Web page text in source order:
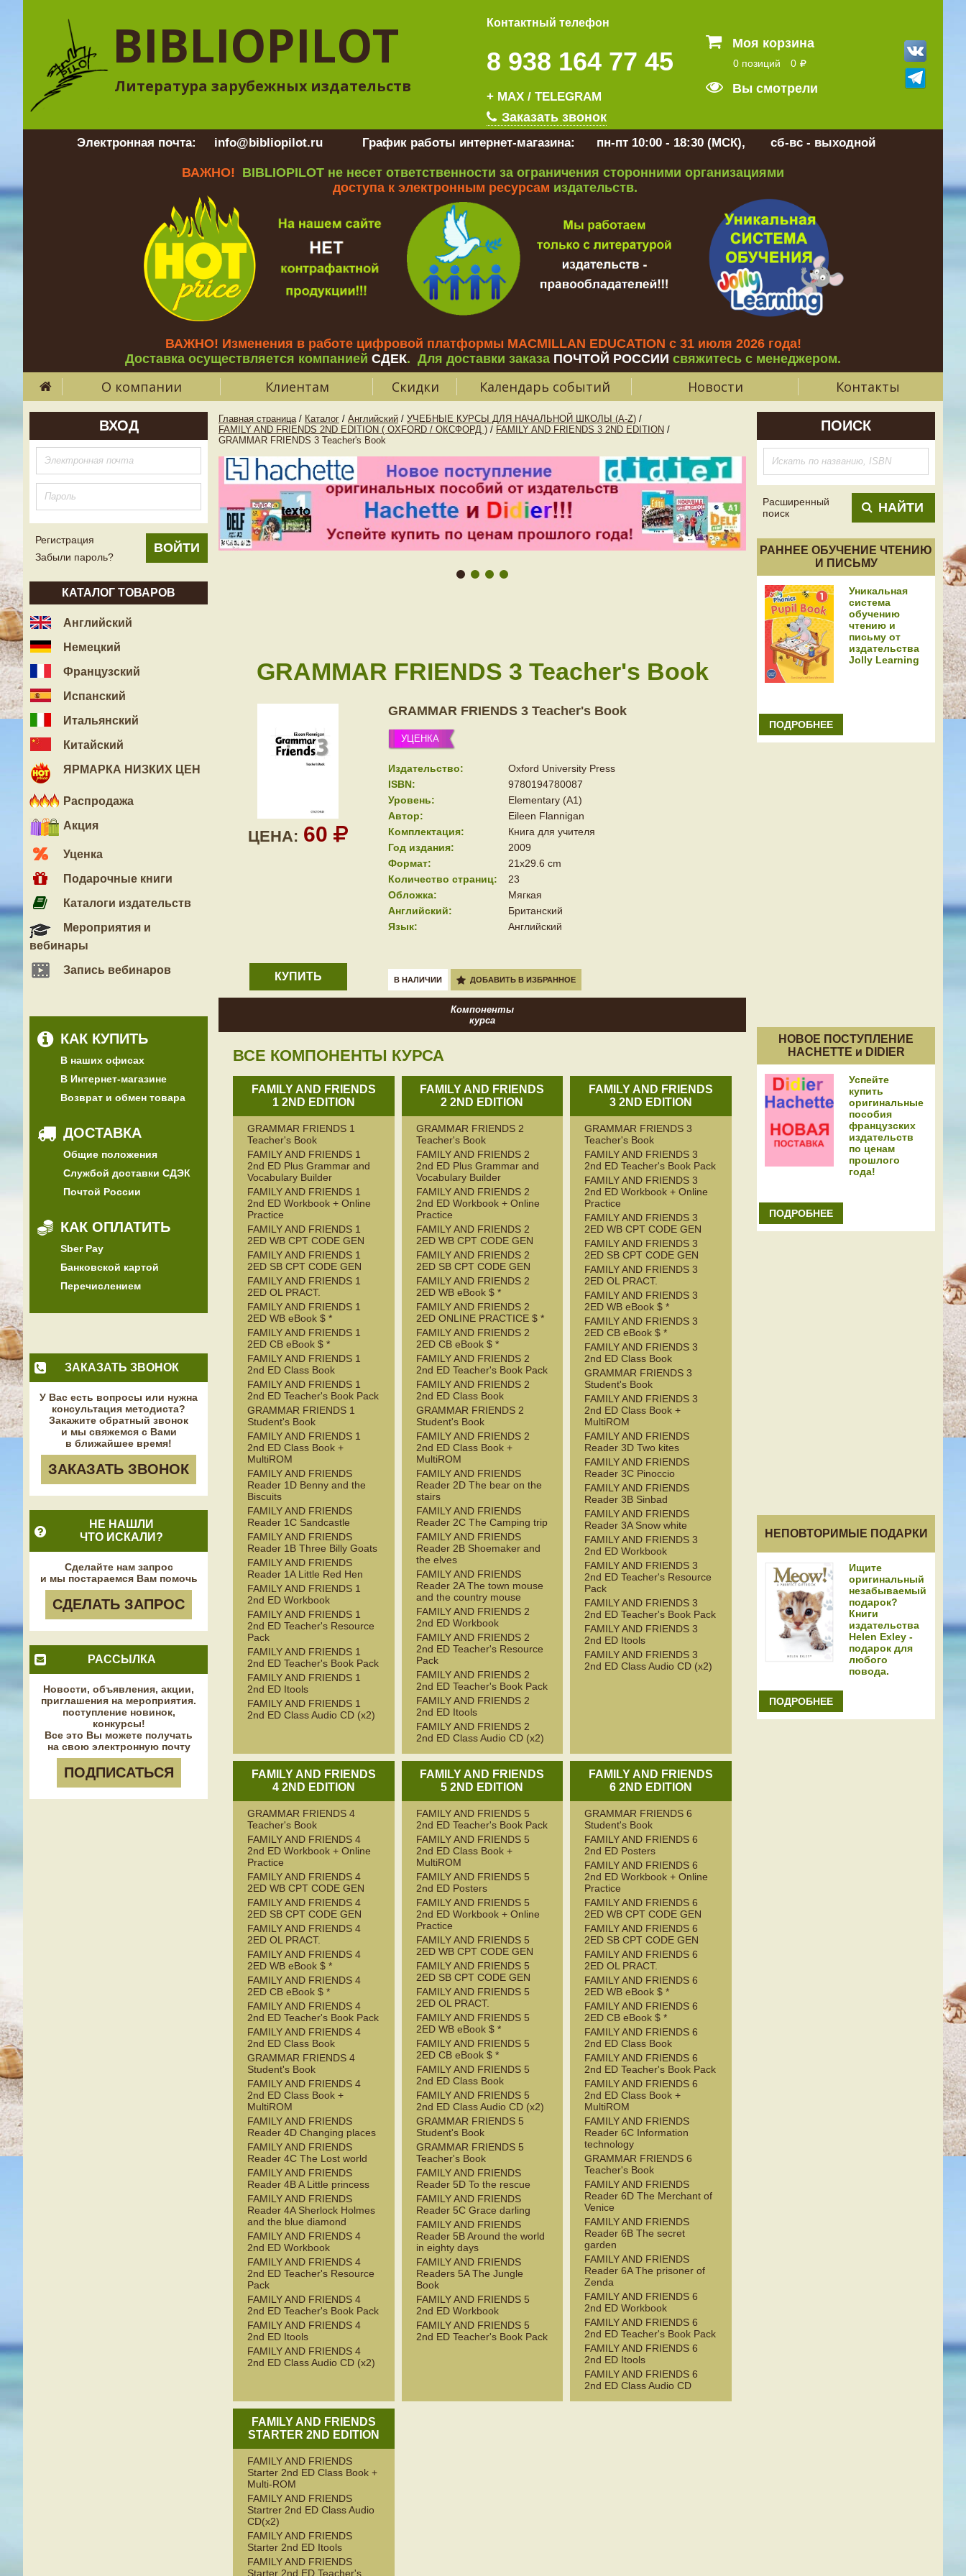
BIBLIOPILOT
Литература зарубежных издательств
Контактный телефон
8 938 164 77 45
+ MAX / TELEGRAM
Заказать звонок
Моя корзина
0 позиций 0
Вы смотрели
Электронная почта: info@bibliopilot.ru График работы интернет-магазина: пн-пт 10:00 - 18:30 (МСК), сб-вс - выходной
ВАЖНО! BIBLIOPILOT не несет ответственности за ограничения сторонними организациями
доступа к электронным ресурсам издательств.
ВАЖНО! Изменения в работе цифровой платформы MACMILLAN EDUCATION с 31 июля 2026 года!
Доставка осуществляется компанией СДЕК. Для доставки заказа ПОЧТОЙ РОССИИ свяжитесь с менеджером.
О компании Клиентам Скидки Календарь событий Новости Контакты
ВХОД
Регистрация
Забыли пароль?
КАТАЛОГ ТОВАРОВ
Английский
Немецкий
Французский
Испанский
Итальянский
Китайский
ЯРМАРКА НИЗКИХ ЦЕН
Распродажа
Акция
Уценка
Подарочные книги
Каталоги издательств
Мероприятия и
вебинары
Запись вебинаров
КАК КУПИТЬ
В наших офисах
В Интернет-магазине
Возврат и обмен товара
ДОСТАВКА
Общие положения
Службой доставки СДЭК
Почтой России
КАК ОПЛАТИТЬ
Sber Pay
Банковской картой
Перечислением
ЗАКАЗАТЬ ЗВОНОК
У Вас есть вопросы или нужна
консультация методиста?
Закажите обратный звонок
и мы свяжемся с Вами
в ближайшее время!
ЗАКАЗАТЬ ЗВОНОК
НЕ НАШЛИ
ЧТО ИСКАЛИ?
Сделайте нам запрос
и мы постараемся Вам помочь
СДЕЛАТЬ ЗАПРОС
РАССЫЛКА
Новости, объявления, акции,
приглашения на мероприятия.
поступление новинок,
конкурсы!
Все это Вы можете получать
на свою электронную почту
ПОДПИСАТЬСЯ
Главная страница / Каталог / Английский / УЧЕБНЫЕ КУРСЫ ДЛЯ НАЧАЛЬНОЙ ШКОЛЫ (A-Z) /
FAMILY AND FRIENDS 2ND EDITION ( OXFORD / ОКСФОРД ) / FAMILY AND FRIENDS 3 2ND EDITION /
GRAMMAR FRIENDS 3 Teacher's Book
GRAMMAR FRIENDS 3 Teacher's Book
ЦЕНА: 60
GRAMMAR FRIENDS 3 Teacher's Book
УЦЕНКА
Издательство:
Oxford University Press
ISBN:
9780194780087
Уровень:
Elementary (A1)
Автор:
Eileen Flannigan
Комплектация:
Книга для учителя
Год издания:
2009
Формат:
21x29.6 cm
Количество страниц:
23
Обложка:
Мягкая
Английский:
Британский
Язык:
Английский
КУПИТЬ В НАЛИЧИИ ДОБАВИТЬ В ИЗБРАННОЕ
Компоненты
курса
ВСЕ КОМПОНЕНТЫ КУРСА
FAMILY AND FRIENDS
1 2ND EDITION
GRAMMAR FRIENDS 1
Teacher's Book
FAMILY AND FRIENDS 1
2nd ED Plus Grammar and
Vocabulary Builder
FAMILY AND FRIENDS 1
2nd ED Workbook + Online
Practice
FAMILY AND FRIENDS 1
2ED WB CPT CODE GEN
FAMILY AND FRIENDS 1
2ED SB CPT CODE GEN
FAMILY AND FRIENDS 1
2ED OL PRACT.
FAMILY AND FRIENDS 1
2ED WB eBook $ *
FAMILY AND FRIENDS 1
2ED CB eBook $ *
FAMILY AND FRIENDS 1
2nd ED Class Book
FAMILY AND FRIENDS 1
2nd ED Teacher's Book Pack
GRAMMAR FRIENDS 1
Student's Book
FAMILY AND FRIENDS 1
2nd ED Class Book +
MultiROM
FAMILY AND FRIENDS
Reader 1D Benny and the
Biscuits
FAMILY AND FRIENDS
Reader 1C Sandcastle
FAMILY AND FRIENDS
Reader 1B Three Billy Goats
FAMILY AND FRIENDS
Reader 1A Little Red Hen
FAMILY AND FRIENDS 1
2nd ED Workbook
FAMILY AND FRIENDS 1
2nd ED Teacher's Resource
Pack
FAMILY AND FRIENDS 1
2nd ED Teacher's Book Pack
FAMILY AND FRIENDS 1
2nd ED Itools
FAMILY AND FRIENDS 1
2nd ED Class Audio CD (x2)
FAMILY AND FRIENDS
2 2ND EDITION
GRAMMAR FRIENDS 2
Teacher's Book
FAMILY AND FRIENDS 2
2nd ED Plus Grammar and
Vocabulary Builder
FAMILY AND FRIENDS 2
2nd ED Workbook + Online
Practice
FAMILY AND FRIENDS 2
2ED WB CPT CODE GEN
FAMILY AND FRIENDS 2
2ED SB CPT CODE GEN
FAMILY AND FRIENDS 2
2ED WB eBook $ *
FAMILY AND FRIENDS 2
2ED ONLINE PRACTICE $ *
FAMILY AND FRIENDS 2
2ED CB eBook $ *
FAMILY AND FRIENDS 2
2nd ED Teacher's Book Pack
FAMILY AND FRIENDS 2
2nd ED Class Book
GRAMMAR FRIENDS 2
Student's Book
FAMILY AND FRIENDS 2
2nd ED Class Book +
MultiROM
FAMILY AND FRIENDS
Reader 2D The bear on the
stairs
FAMILY AND FRIENDS
Reader 2C The Camping trip
FAMILY AND FRIENDS
Reader 2B Shoemaker and
the elves
FAMILY AND FRIENDS
Reader 2A The town mouse
and the country mouse
FAMILY AND FRIENDS 2
2nd ED Workbook
FAMILY AND FRIENDS 2
2nd ED Teacher's Resource
Pack
FAMILY AND FRIENDS 2
2nd ED Teacher's Book Pack
FAMILY AND FRIENDS 2
2nd ED Itools
FAMILY AND FRIENDS 2
2nd ED Class Audio CD (x2)
FAMILY AND FRIENDS
3 2ND EDITION
GRAMMAR FRIENDS 3
Teacher's Book
FAMILY AND FRIENDS 3
2nd ED Teacher's Book Pack
FAMILY AND FRIENDS 3
2nd ED Workbook + Online
Practice
FAMILY AND FRIENDS 3
2ED WB CPT CODE GEN
FAMILY AND FRIENDS 3
2ED SB CPT CODE GEN
FAMILY AND FRIENDS 3
2ED OL PRACT.
FAMILY AND FRIENDS 3
2ED WB eBook $ *
FAMILY AND FRIENDS 3
2ED CB eBook $ *
FAMILY AND FRIENDS 3
2nd ED Class Book
GRAMMAR FRIENDS 3
Student's Book
FAMILY AND FRIENDS 3
2nd ED Class Book +
MultiROM
FAMILY AND FRIENDS
Reader 3D Two kites
FAMILY AND FRIENDS
Reader 3C Pinoccio
FAMILY AND FRIENDS
Reader 3B Sinbad
FAMILY AND FRIENDS
Reader 3A Snow white
FAMILY AND FRIENDS 3
2nd ED Workbook
FAMILY AND FRIENDS 3
2nd ED Teacher's Resource
Pack
FAMILY AND FRIENDS 3
2nd ED Teacher's Book Pack
FAMILY AND FRIENDS 3
2nd ED Itools
FAMILY AND FRIENDS 3
2nd ED Class Audio CD (x2)
FAMILY AND FRIENDS
4 2ND EDITION
GRAMMAR FRIENDS 4
Teacher's Book
FAMILY AND FRIENDS 4
2nd ED Workbook + Online
Practice
FAMILY AND FRIENDS 4
2ED WB CPT CODE GEN
FAMILY AND FRIENDS 4
2ED SB CPT CODE GEN
FAMILY AND FRIENDS 4
2ED OL PRACT.
FAMILY AND FRIENDS 4
2ED WB eBook $ *
FAMILY AND FRIENDS 4
2ED CB eBook $ *
FAMILY AND FRIENDS 4
2nd ED Teacher's Book Pack
FAMILY AND FRIENDS 4
2nd ED Class Book
GRAMMAR FRIENDS 4
Student's Book
FAMILY AND FRIENDS 4
2nd ED Class Book +
MultiROM
FAMILY AND FRIENDS
Reader 4D Changing places
FAMILY AND FRIENDS
Reader 4C The Lost world
FAMILY AND FRIENDS
Reader 4B A Little princess
FAMILY AND FRIENDS
Reader 4A Sherlock Holmes
and the blue diamond
FAMILY AND FRIENDS 4
2nd ED Workbook
FAMILY AND FRIENDS 4
2nd ED Teacher's Resource
Pack
FAMILY AND FRIENDS 4
2nd ED Teacher's Book Pack
FAMILY AND FRIENDS 4
2nd ED Itools
FAMILY AND FRIENDS 4
2nd ED Class Audio CD (x2)
FAMILY AND FRIENDS
5 2ND EDITION
FAMILY AND FRIENDS 5
2nd ED Teacher's Book Pack
FAMILY AND FRIENDS 5
2nd ED Class Book +
MultiROM
FAMILY AND FRIENDS 5
2nd ED Posters
FAMILY AND FRIENDS 5
2nd ED Workbook + Online
Practice
FAMILY AND FRIENDS 5
2ED WB CPT CODE GEN
FAMILY AND FRIENDS 5
2ED SB CPT CODE GEN
FAMILY AND FRIENDS 5
2ED OL PRACT.
FAMILY AND FRIENDS 5
2ED WB eBook $ *
FAMILY AND FRIENDS 5
2ED CB eBook $ *
FAMILY AND FRIENDS 5
2nd ED Class Book
FAMILY AND FRIENDS 5
2nd ED Class Audio CD (x2)
GRAMMAR FRIENDS 5
Student's Book
GRAMMAR FRIENDS 5
Teacher's Book
FAMILY AND FRIENDS
Reader 5D To the rescue
FAMILY AND FRIENDS
Reader 5C Grace darling
FAMILY AND FRIENDS
Reader 5B Around the world
in eighty days
FAMILY AND FRIENDS
Readers 5A The Jungle
Book
FAMILY AND FRIENDS 5
2nd ED Workbook
FAMILY AND FRIENDS 5
2nd ED Teacher's Book Pack
FAMILY AND FRIENDS
6 2ND EDITION
GRAMMAR FRIENDS 6
Student's Book
FAMILY AND FRIENDS 6
2nd ED Posters
FAMILY AND FRIENDS 6
2nd ED Workbook + Online
Practice
FAMILY AND FRIENDS 6
2ED WB CPT CODE GEN
FAMILY AND FRIENDS 6
2ED SB CPT CODE GEN
FAMILY AND FRIENDS 6
2ED OL PRACT.
FAMILY AND FRIENDS 6
2ED WB eBook $ *
FAMILY AND FRIENDS 6
2ED CB eBook $ *
FAMILY AND FRIENDS 6
2nd ED Class Book
FAMILY AND FRIENDS 6
2nd ED Teacher's Book Pack
FAMILY AND FRIENDS 6
2nd ED Class Book +
MultiROM
FAMILY AND FRIENDS
Reader 6C Information
technology
GRAMMAR FRIENDS 6
Teacher's Book
FAMILY AND FRIENDS
Reader 6D The Merchant of
Venice
FAMILY AND FRIENDS
Reader 6B The secret
garden
FAMILY AND FRIENDS
Reader 6A The prisoner of
Zenda
FAMILY AND FRIENDS 6
2nd ED Workbook
FAMILY AND FRIENDS 6
2nd ED Teacher's Book Pack
FAMILY AND FRIENDS 6
2nd ED Itools
FAMILY AND FRIENDS 6
2nd ED Class Audio CD
FAMILY AND FRIENDS
STARTER 2ND EDITION
FAMILY AND FRIENDS
Starter 2nd ED Class Book +
Multi-ROM
FAMILY AND FRIENDS
Startrer 2nd ED Class Audio
CD(x2)
FAMILY AND FRIENDS
Starter 2nd ED Itools
FAMILY AND FRIENDS
Starter 2nd ED Teacher's
ПОИСК
Расширенный
поиск
НАЙТИ
РАННЕЕ ОБУЧЕНИЕ ЧТЕНИЮ
И ПИСЬМУ
Уникальная
система
обучению
чтению и
письму от
издательства
Jolly Learning
ПОДРОБНЕЕ
НОВОЕ ПОСТУПЛЕНИЕ
HACHETTE и DIDIER
Успейте
купить
оригинальные
пособия
французских
издательств
по ценам
прошлого
года!
ПОДРОБНЕЕ
НЕПОВТОРИМЫЕ ПОДАРКИ
Ищите
оригинальный
незабываемый
подарок?
Книги
издательства
Helen Exley -
подарок для
любого
повода.
ПОДРОБНЕЕ